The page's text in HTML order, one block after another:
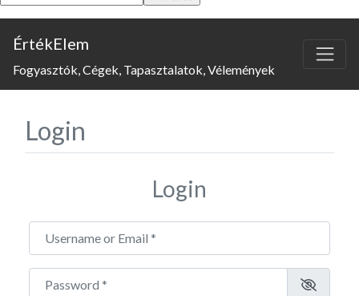
ÉrtékElem
Fogyasztók, Cégek, Tapasztalatok, Vélemények
Login
Login
Username or Email
Password